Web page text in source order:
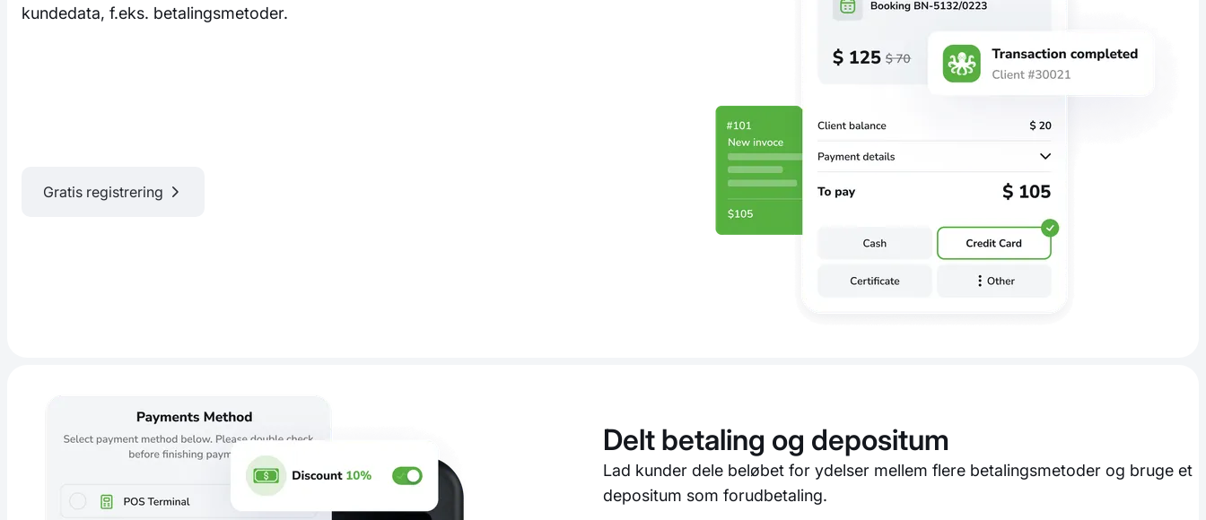
kundedata, f.eks. betalingsmetoder.
Gratis registrering
Delt betaling og depositum
Lad kunder dele beløbet for ydelser mellem flere betalingsmetoder og bruge et
depositum som forudbetaling.